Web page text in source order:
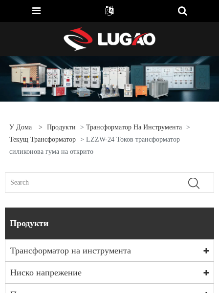
У Дома > Продукти > Трансформатор На Инструмента
>
Текущ Трансформатор
> LZZW-24 Токов трансформатор
силиконова гума на открито
Продукти
Трансформатор на инструмента
Ниско напрежение